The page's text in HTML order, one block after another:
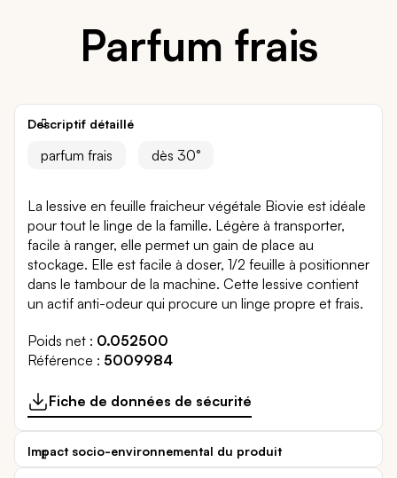
Parfum frais
Descriptif détaillé
parfum frais dès 30°
La lessive en feuille fraicheur végétale Biovie est idéale
pour tout le linge de la famille. Légère à transporter,
facile à ranger, elle permet un gain de place au
stockage. Elle est facile à doser, 1/2 feuille à positionner
dans le tambour de la machine. Cette lessive contient
un actif anti-odeur qui procure un linge propre et frais.
Poids net
0.052500
Référence
5009984
Fiche de données de sécurité
Impact socio-environnemental du produit